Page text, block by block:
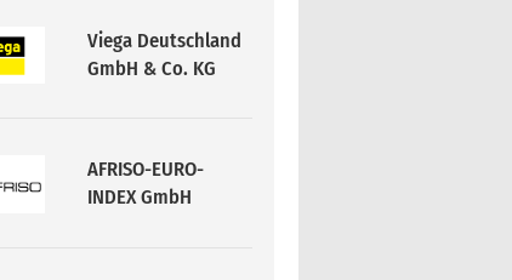
Viega Deutschland
GmbH & Co. KG
AFRISO-EURO-
INDEX GmbH